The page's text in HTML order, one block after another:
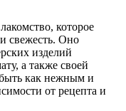
которое
и свежесть. Оно
изделий
а также своей
как нежным и
от рецепта и